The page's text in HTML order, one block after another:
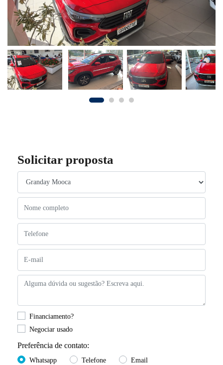
Solicitar proposta
Financiamento?
Negociar usado
Preferência de contato:
Whatsapp Telefone Email